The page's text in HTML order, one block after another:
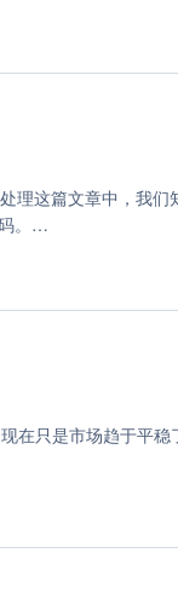
司还是有一定的难
了，连面试的机会也
理这篇文章中，我
在只是市场趋于平稳